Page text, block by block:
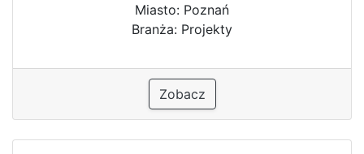
Miasto: Poznań
Branża: Projekty
Zobacz